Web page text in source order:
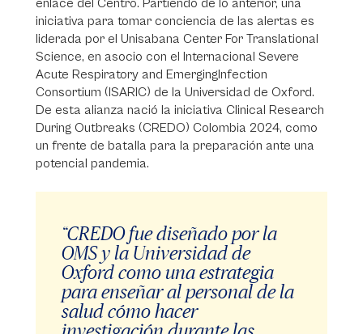
enlace del Centro. Partiendo de lo anterior, una
iniciativa para tomar conciencia de las alertas es
liderada por el Unisabana Center For Translational
Science, en asocio con el Internacional Severe
Acute Respiratory and EmergingInfection
Consortium (ISARIC) de la Universidad de Oxford.
De esta alianza nació la iniciativa Clinical Research
During Outbreaks (CREDO) Colombia 2024, como
un frente de batalla para la preparación ante una
potencial pandemia.
“CREDO fue diseñado por la
OMS y la Universidad de
Oxford como una estrategia
para enseñar al personal de la
salud cómo hacer